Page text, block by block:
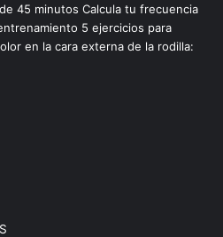
b
g
k
45 minutos Calcula tu frecuencia
5 ejercicios para
en la cara externa de la rodilla: